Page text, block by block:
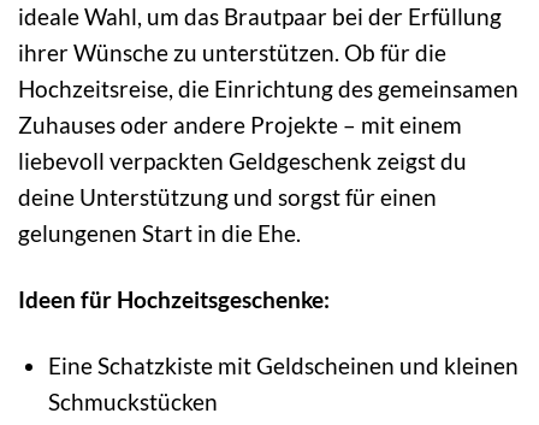
ideale Wahl, um das Brautpaar bei der Erfüllung
ihrer Wünsche zu unterstützen. Ob für die
Hochzeitsreise, die Einrichtung des gemeinsamen
Zuhauses oder andere Projekte – mit einem
liebevoll verpackten Geldgeschenk zeigst du
deine Unterstützung und sorgst für einen
gelungenen Start in die Ehe.
Ideen für Hochzeitsgeschenke:
Eine Schatzkiste mit Geldscheinen und kleinen
Schmuckstücken